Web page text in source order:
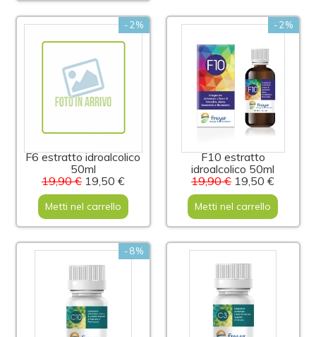
-2%
F6 estratto idroalcolico
50ml
19,90 €19,50 €
Metti nel carrello
-2%
F10 estratto
idroalcolico 50ml
19,90 € 19,50 €
Metti nel carrello
-8%